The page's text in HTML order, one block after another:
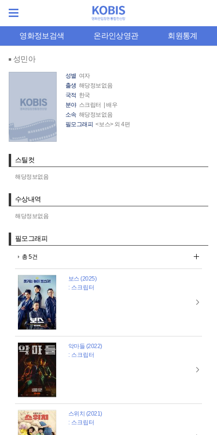
영화정보검색 온라인상영관 회원통계
성민아
성별 여자
출생 해당정보없음
국적 한국
분야 스크립터 | 배우
소속 해당정보없음
필모그래피 <보스> 외 4편
스틸컷
해당정보없음
수상내역
해당정보없음
필모그래피
총 5건
보스 (2025)
: 스크립터
악마들 (2022)
: 스크립터
스위치 (2021)
: 스크립터